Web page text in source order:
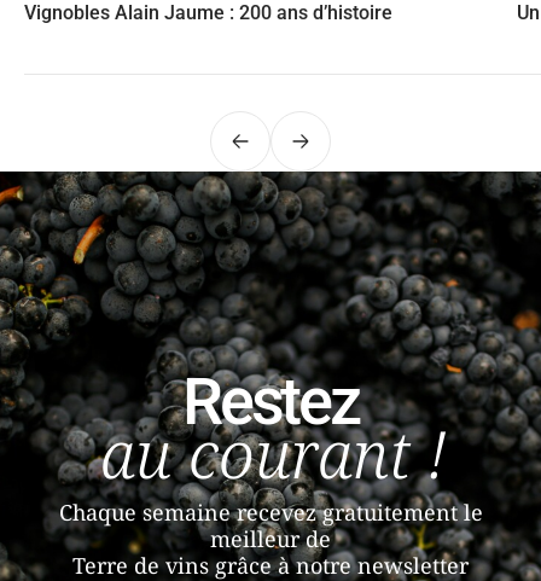
Vignobles Alain Jaume : 200 ans d’histoire
PrécédentSuivant
Restez
au courant !
Chaque semaine recevez gratuitement le
meilleur de
Terre de vins grâce à notre newsletter